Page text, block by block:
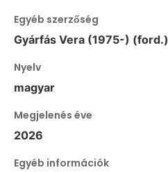
Egyéb szerzőség
Gyárfás Vera (1975-) (ford.)
Nyelv
magyar
Megjelenés éve
2026
Egyéb információk